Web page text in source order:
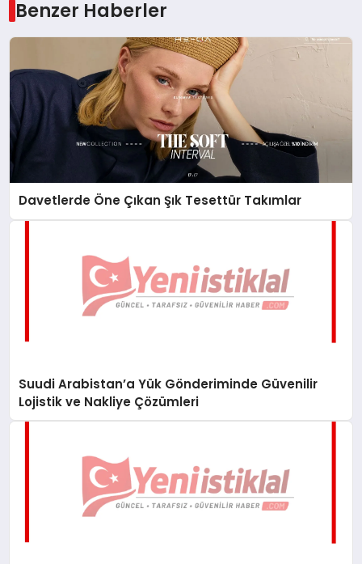
Benzer Haberler
Davetlerde Öne Çıkan Şık Tesettür Takımlar
Suudi Arabistan’a Yük Gönderiminde Güvenilir
Lojistik ve Nakliye Çözümleri